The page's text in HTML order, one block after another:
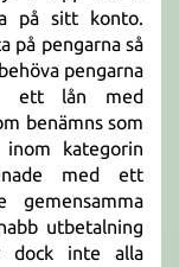
på sitt konto.
på pengarna så
pengarna
ett lån med
benämns som
inom kategorin
med ett
utbetalning
dock inte alla